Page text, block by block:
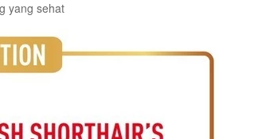
yang sehat